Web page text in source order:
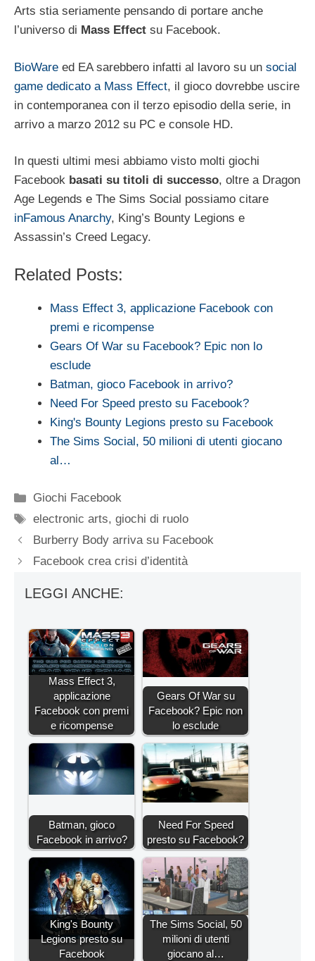
Arts stia seriamente pensando di portare anche
l’universo di Mass Effect su Facebook.
BioWare ed EA sarebbero infatti al lavoro su un social
game dedicato a Mass Effect, il gioco dovrebbe uscire
in contemporanea con il terzo episodio della serie, in
arrivo a marzo 2012 su PC e console HD.
In questi ultimi mesi abbiamo visto molti giochi
Facebook basati su titoli di successo, oltre a Dragon
Age Legends e The Sims Social possiamo citare
inFamous Anarchy, King’s Bounty Legions e
Assassin’s Creed Legacy.
Related Posts:
Mass Effect 3, applicazione Facebook con
premi e ricompense
Gears Of War su Facebook? Epic non lo
esclude
Batman, gioco Facebook in arrivo?
Need For Speed presto su Facebook?
King's Bounty Legions presto su Facebook
The Sims Social, 50 milioni di utenti giocano
al…
Categorie
Giochi Facebook
Tag
electronic arts,giochi di ruolo
Burberry Body arriva su Facebook
Facebook crea crisi d’identità
LEGGI ANCHE:
Mass Effect 3,
applicazione
Facebook con premi
e ricompense
Gears Of War su
Facebook? Epic non
lo esclude
Batman, gioco
Facebook in arrivo?
Need For Speed
presto su Facebook?
King's Bounty
Legions presto su
Facebook
The Sims Social, 50
milioni di utenti
giocano al…